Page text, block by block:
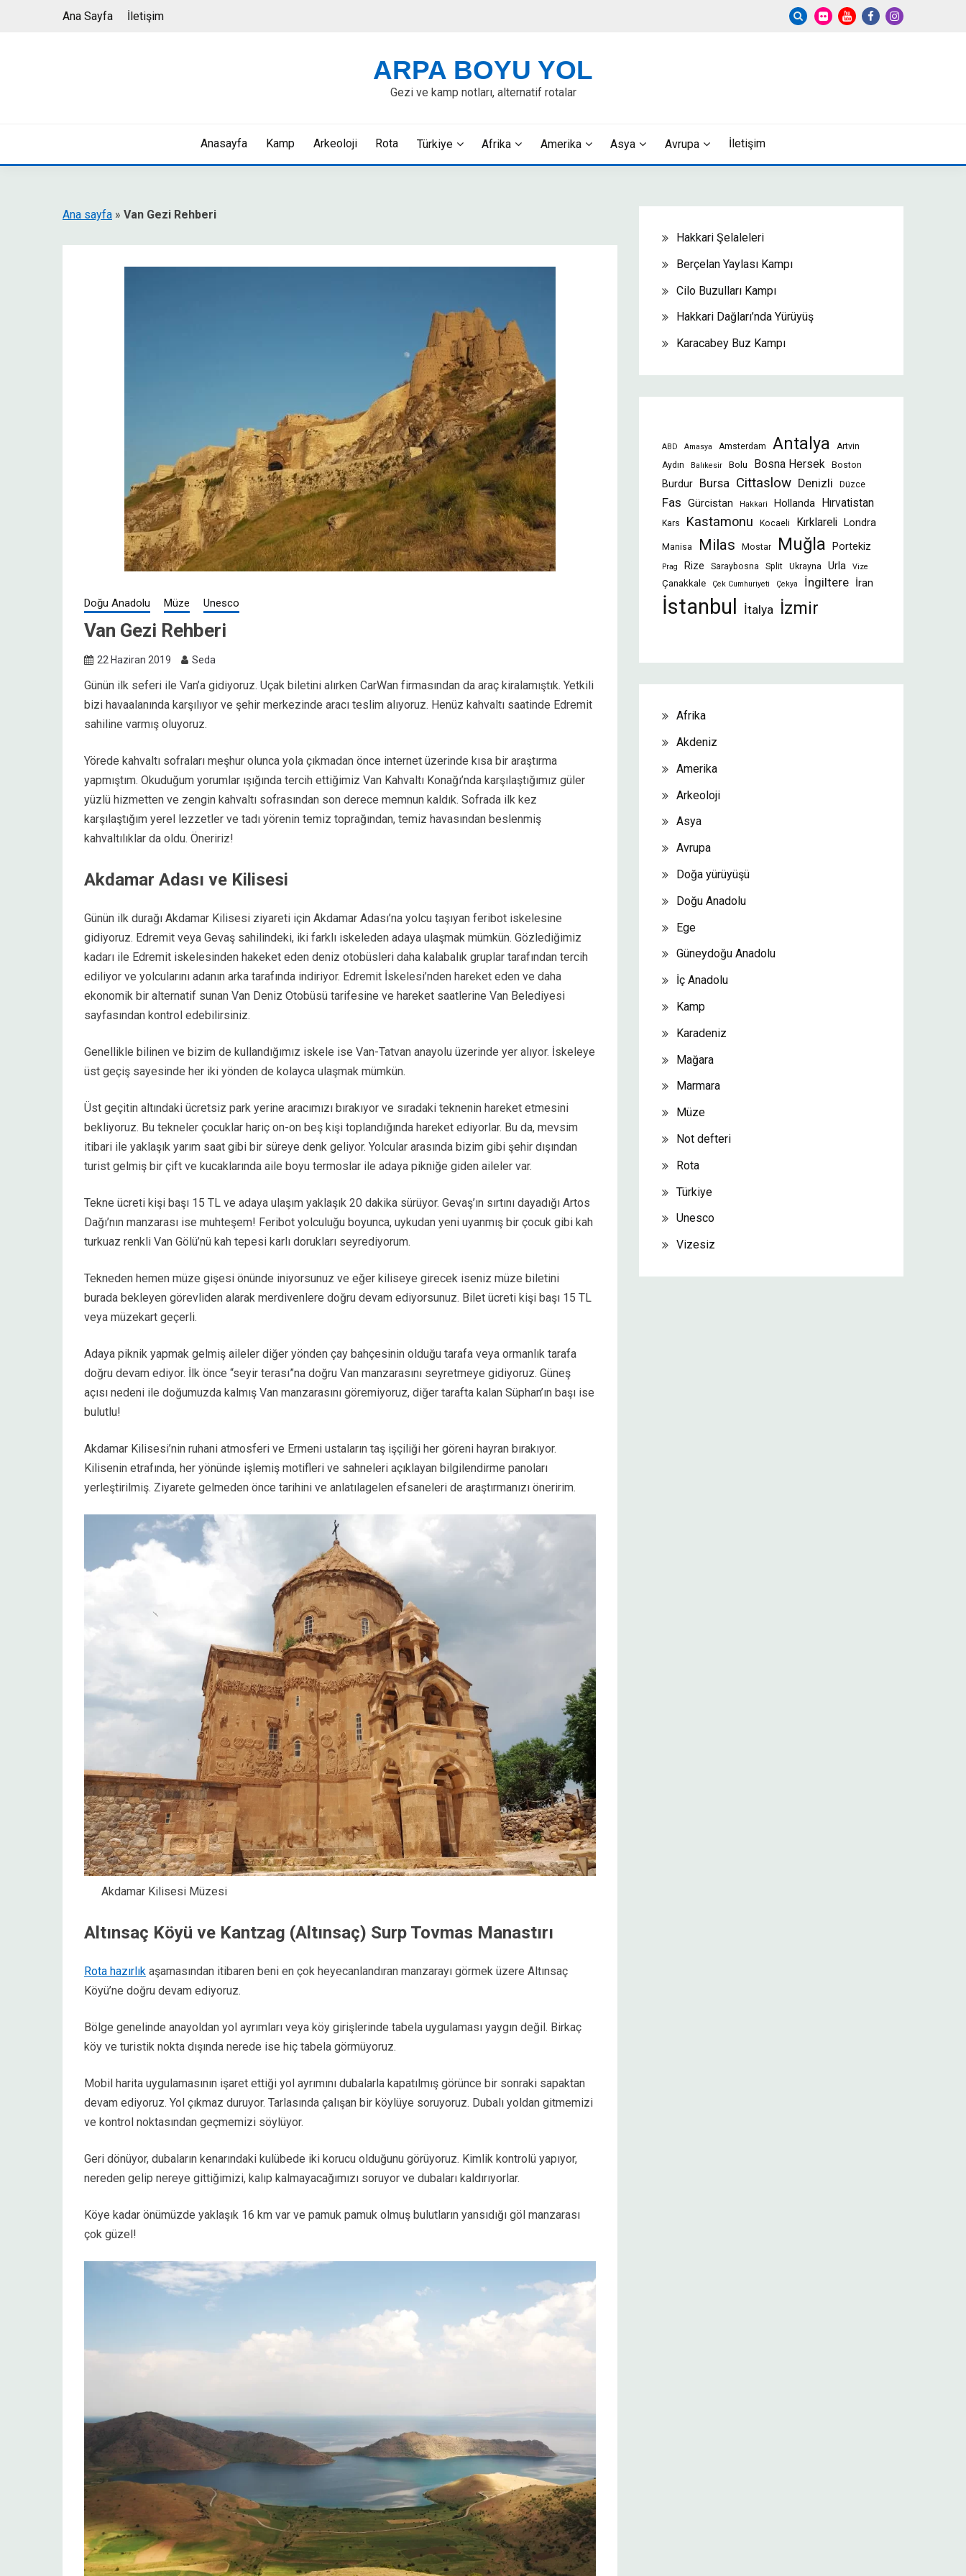
Ana Sayfa İletişim
ARPA BOYU YOL
Gezi ve kamp notları, alternatif rotalar
Anasayfa Kamp Arkeoloji Rota Türkiye Afrika Amerika Asya Avrupa İletişim
Ana sayfa » Van Gezi Rehberi
Doğu Anadolu Müze Unesco
Van Gezi Rehberi
22 Haziran 2019 Seda
Günün ilk seferi ile Van’a gidiyoruz. Uçak biletini alırken CarWan firmasından da araç kiralamıştık. Yetkili
bizi havaalanında karşılıyor ve şehir merkezinde aracı teslim alıyoruz. Henüz kahvaltı saatinde Edremit
sahiline varmış oluyoruz.
Yörede kahvaltı sofraları meşhur olunca yola çıkmadan önce internet üzerinde kısa bir araştırma
yapmıştım. Okuduğum yorumlar ışığında tercih ettiğimiz Van Kahvaltı Konağı’nda karşılaştığımız güler
yüzlü hizmetten ve zengin kahvaltı sofrasından son derece memnun kaldık. Sofrada ilk kez
karşılaştığım yerel lezzetler ve tadı yörenin temiz toprağından, temiz havasından beslenmiş
kahvaltılıklar da oldu. Öneririz!
Akdamar Adası ve Kilisesi
Günün ilk durağı Akdamar Kilisesi ziyareti için Akdamar Adası’na yolcu taşıyan feribot iskelesine
gidiyoruz. Edremit veya Gevaş sahilindeki, iki farklı iskeleden adaya ulaşmak mümkün. Gözlediğimiz
kadarı ile Edremit iskelesinden hakeket eden deniz otobüsleri daha kalabalık gruplar tarafından tercih
ediliyor ve yolcularını adanın arka tarafında indiriyor. Edremit İskelesi’nden hareket eden ve daha
ekonomik bir alternatif sunan Van Deniz Otobüsü tarifesine ve hareket saatlerine Van Belediyesi
sayfasından kontrol edebilirsiniz.
Genellikle bilinen ve bizim de kullandığımız iskele ise Van-Tatvan anayolu üzerinde yer alıyor. İskeleye
üst geçiş sayesinde her iki yönden de kolayca ulaşmak mümkün.
Üst geçitin altındaki ücretsiz park yerine aracımızı bırakıyor ve sıradaki teknenin hareket etmesini
bekliyoruz. Bu tekneler çocuklar hariç on-on beş kişi toplandığında hareket ediyorlar. Bu da, mevsim
itibari ile yaklaşık yarım saat gibi bir süreye denk geliyor. Yolcular arasında bizim gibi şehir dışından
turist gelmiş bir çift ve kucaklarında aile boyu termoslar ile adaya pikniğe giden aileler var.
Tekne ücreti kişi başı 15 TL ve adaya ulaşım yaklaşık 20 dakika sürüyor. Gevaş’ın sırtını dayadığı Artos
Dağı’nın manzarası ise muhteşem! Feribot yolculuğu boyunca, uykudan yeni uyanmış bir çocuk gibi kah
turkuaz renkli Van Gölü’nü kah tepesi karlı dorukları seyrediyorum.
Tekneden hemen müze gişesi önünde iniyorsunuz ve eğer kiliseye girecek iseniz müze biletini
burada bekleyen görevliden alarak merdivenlere doğru devam ediyorsunuz. Bilet ücreti kişi başı 15 TL
veya müzekart geçerli.
Adaya piknik yapmak gelmiş aileler diğer yönden çay bahçesinin olduğu tarafa veya ormanlık tarafa
doğru devam ediyor. İlk önce “seyir terası”na doğru Van manzarasını seyretmeye gidiyoruz. Güneş
açısı nedeni ile doğumuzda kalmış Van manzarasını göremiyoruz, diğer tarafta kalan Süphan’ın başı ise
bulutlu!
Akdamar Kilisesi’nin ruhani atmosferi ve Ermeni ustaların taş işçiliği her göreni hayran bırakıyor.
Kilisenin etrafında, her yönünde işlemiş motifleri ve sahneleri açıklayan bilgilendirme panoları
yerleştirilmiş. Ziyarete gelmeden önce tarihini ve anlatılagelen efsaneleri de araştırmanızı öneririm.
Akdamar Kilisesi Müzesi
Altınsaç Köyü ve Kantzag (Altınsaç) Surp Tovmas Manastırı
Rota hazırlık aşamasından itibaren beni en çok heyecanlandıran manzarayı görmek üzere Altınsaç
Köyü’ne doğru devam ediyoruz.
Bölge genelinde anayoldan yol ayrımları veya köy girişlerinde tabela uygulaması yaygın değil. Birkaç
köy ve turistik nokta dışında nerede ise hiç tabela görmüyoruz.
Mobil harita uygulamasının işaret ettiği yol ayrımını dubalarla kapatılmış görünce bir sonraki sapaktan
devam ediyoruz. Yol çıkmaz duruyor. Tarlasında çalışan bir köylüye soruyoruz. Dubalı yoldan gitmemizi
ve kontrol noktasından geçmemizi söylüyor.
Geri dönüyor, dubaların kenarındaki kulübede iki korucu olduğunu görüyoruz. Kimlik kontrolü yapıyor,
nereden gelip nereye gittiğimizi, kalıp kalmayacağımızı soruyor ve dubaları kaldırıyorlar.
Köye kadar önümüzde yaklaşık 16 km var ve pamuk pamuk olmuş bulutların yansıdığı göl manzarası
çok güzel!
Hakkari Şelaleleri
Berçelan Yaylası Kampı
Cilo Buzulları Kampı
Hakkari Dağları’nda Yürüyüş
Karacabey Buz Kampı
ABD Amasya Amsterdam Antalya
Artvin
Aydın
Balıkesir Bolu Bosna Hersek Boston
Burdur Bursa Cittaslow Denizli Düzce
Fas Gürcistan Hakkari Hollanda Hırvatistan
Kars Kastamonu Kocaeli Kırklareli Londra
Manisa Milas Mostar Muğla Portekiz
Prag Rize Saraybosna Split Ukrayna Urla Vize
Çanakkale Çek Cumhuriyeti Çekya İngiltere İran
İstanbul İtalya İzmir
Afrika
Akdeniz
Amerika
Arkeoloji
Asya
Avrupa
Doğa yürüyüşü
Doğu Anadolu
Ege
Güneydoğu Anadolu
İç Anadolu
Kamp
Karadeniz
Mağara
Marmara
Müze
Not defteri
Rota
Türkiye
Unesco
Vizesiz